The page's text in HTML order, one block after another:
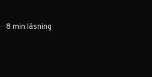
8 min läsning